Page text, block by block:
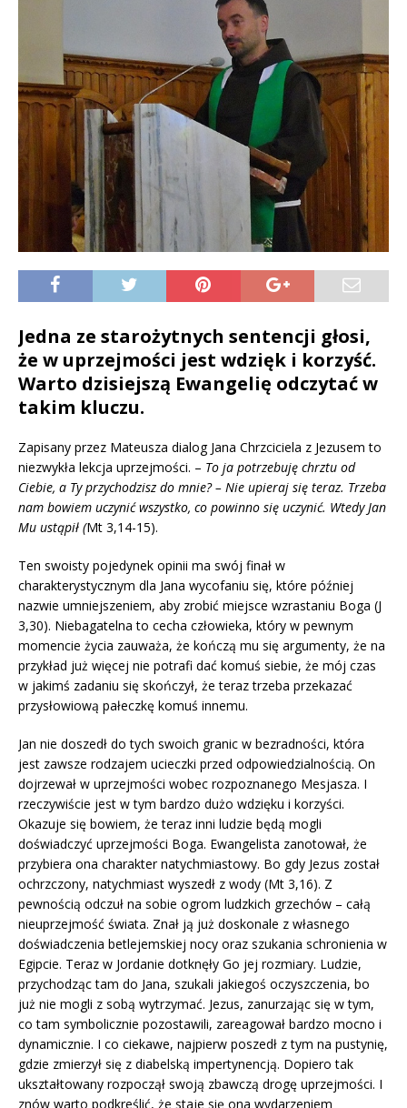
Jedna ze starożytnych sentencji głosi,
że w uprzejmości jest wdzięk i korzyść.
Warto dzisiejszą Ewangelię odczytać w
takim kluczu.
Zapisany przez Mateusza dialog Jana Chrzciciela z Jezusem to
niezwykła lekcja uprzejmości. – To ja potrzebuję chrztu od
Ciebie, a Ty przychodzisz do mnie? – Nie upieraj się teraz. Trzeba
nam bowiem uczynić wszystko, co powinno się uczynić. Wtedy Jan
Mu ustąpił (Mt 3,14-15).
Ten swoisty pojedynek opinii ma swój finał w
charakterystycznym dla Jana wycofaniu się, które później
nazwie umniejszeniem, aby zrobić miejsce wzrastaniu Boga (J
3,30). Niebagatelna to cecha człowieka, który w pewnym
momencie życia zauważa, że kończą mu się argumenty, że na
przykład już więcej nie potrafi dać komuś siebie, że mój czas
w jakimś zadaniu się skończył, że teraz trzeba przekazać
przysłowiową pałeczkę komuś innemu.
Jan nie doszedł do tych swoich granic w bezradności, która
jest zawsze rodzajem ucieczki przed odpowiedzialnością. On
dojrzewał w uprzejmości wobec rozpoznanego Mesjasza. I
rzeczywiście jest w tym bardzo dużo wdzięku i korzyści.
Okazuje się bowiem, że teraz inni ludzie będą mogli
doświadczyć uprzejmości Boga. Ewangelista zanotował, że
przybiera ona charakter natychmiastowy. Bo gdy Jezus został
ochrzczony, natychmiast wyszedł z wody (Mt 3,16). Z
pewnością odczuł na sobie ogrom ludzkich grzechów – całą
nieuprzejmość świata. Znał ją już doskonale z własnego
doświadczenia betlejemskiej nocy oraz szukania schronienia w
Egipcie. Teraz w Jordanie dotknęły Go jej rozmiary. Ludzie,
przychodząc tam do Jana, szukali jakiegoś oczyszczenia, bo
już nie mogli z sobą wytrzymać. Jezus, zanurzając się w tym,
co tam symbolicznie pozostawili, zareagował bardzo mocno i
dynamicznie. I co ciekawe, najpierw poszedł z tym na pustynię,
gdzie zmierzył się z diabelską impertynencją. Dopiero tak
ukształtowany rozpoczął swoją zbawczą drogę uprzejmości. I
znów warto podkreślić, że staje się ona wydarzeniem